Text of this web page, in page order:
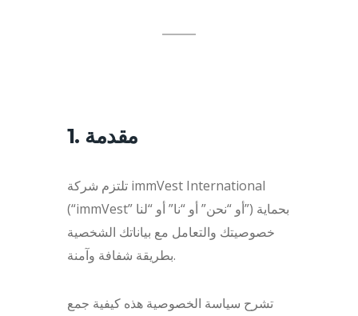
1. مقدمة
تلتزم شركة immVest International
(“immVest” أو “نحن” أو “نا” أو “لنا”) بحماية
خصوصيتك والتعامل مع بياناتك الشخصية
بطريقة شفافة وآمنة.
تشرح سياسة الخصوصية هذه كيفية جمع